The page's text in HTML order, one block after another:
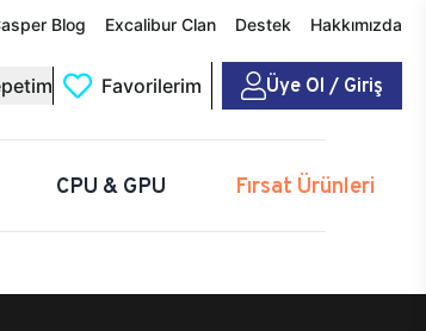
Blog Excalibur Clan Destek Hakkımızda
Favorilerim Üye Ol / Giriş
CPU & GPU Fırsat Ürünleri